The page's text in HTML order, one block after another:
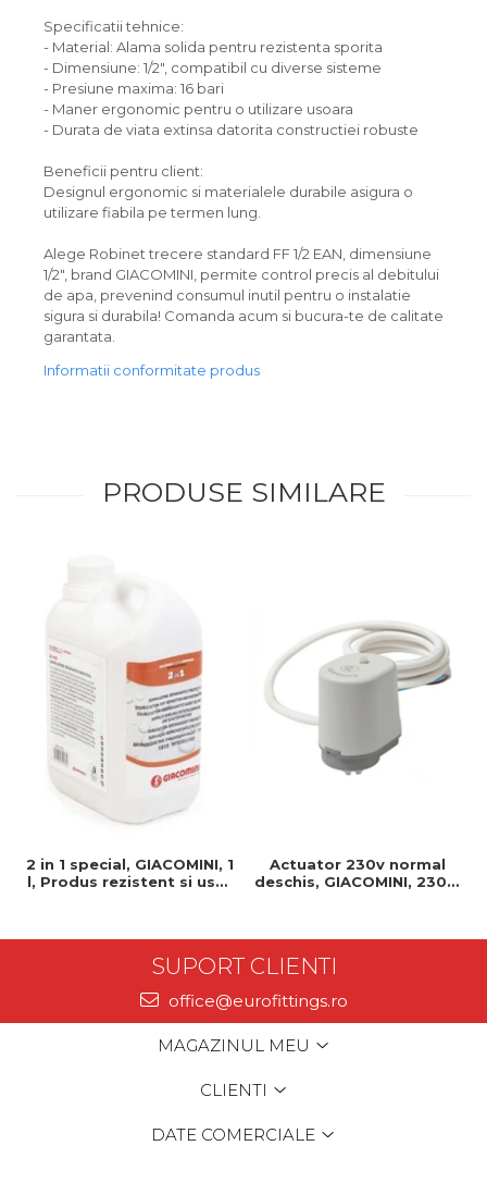
Specificatii tehnice:
- Material: Alama solida pentru rezistenta sporita
- Dimensiune: 1/2", compatibil cu diverse sisteme
- Presiune maxima: 16 bari
- Maner ergonomic pentru o utilizare usoara
- Durata de viata extinsa datorita constructiei robuste
Beneficii pentru client:
Designul ergonomic si materialele durabile asigura o
utilizare fiabila pe termen lung.
Alege Robinet trecere standard FF 1/2 EAN, dimensiune
1/2", brand GIACOMINI, permite control precis al debitului
de apa, prevenind consumul inutil pentru o instalatie
sigura si durabila! Comanda acum si bucura-te de calitate
garantata.
Informatii conformitate produs
PRODUSE SIMILARE
2 in 1 special, GIACOMINI, 1
l, Produs rezistent si usor
Actuator 230v normal
deschis, GIACOMINI, 230v,
SUPORT CLIENTI
office@eurofittings.ro
MAGAZINUL MEU
CLIENTI
DATE COMERCIALE